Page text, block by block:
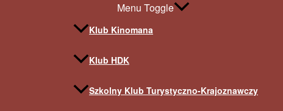
Menu Toggle
Klub Kinomana
Klub HDK
Szkolny Klub Turystyczno-Krajoznawczy